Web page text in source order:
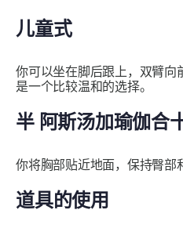
儿童式
你可以坐在脚后跟上，双臂向
是一个比较温和的选择。
半 阿斯汤加瑜伽合
你将胸部贴近地面，保持臀部
道具的使用